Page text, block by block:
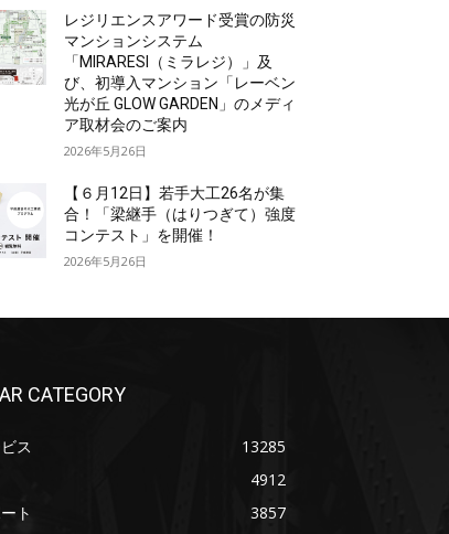
レジリエンスアワード受賞の防災
マンションシステム
「MIRARESI（ミラレジ）」及
び、初導入マンション「レーベン
光が丘 GLOW GARDEN」のメディ
ア取材会のご案内
2026年5月26日
【６月12日】若手大工26名が集
合！「梁継手（はりつぎて）強度
コンテスト」を開催！
2026年5月26日
CATEGORY
ス
13285
4912
ト
3857